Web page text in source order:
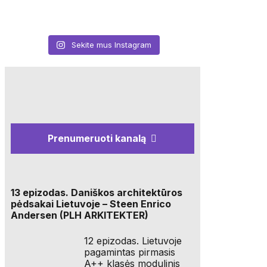
Sekite mus Instagram
Prenumeruoti kanalą
13 epizodas. Daniškos architektūros
pėdsakai Lietuvoje – Steen Enrico
Andersen (PLH ARKITEKTER)
12 epizodas. Lietuvoje
pagamintas pirmasis
A++ klasės modulinis